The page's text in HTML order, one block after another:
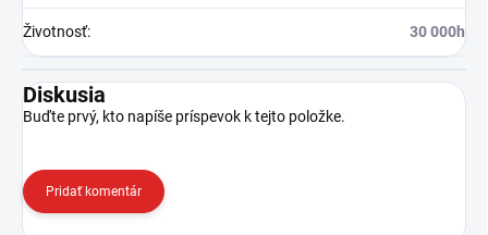
Životnosť: 30 000h
Diskusia
Buďte prvý, kto napíše príspevok k tejto položke.
Pridať komentár